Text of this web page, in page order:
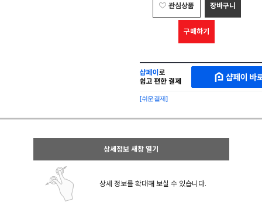
관심상품 장바구니
구매하기
MAKESHOP
SHOPPAY
로
간
구
샵
페
페
이
구
[쉬운결제]
상세정보 새창 열기
상세 정보를 확대해 보실 수 있습니다.